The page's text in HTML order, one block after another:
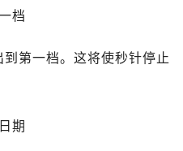
档
第一档。这将使秒针停止
期